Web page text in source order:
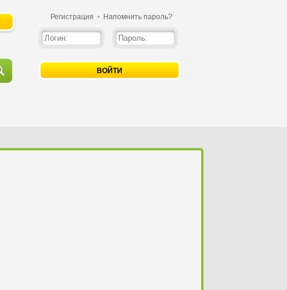
Регистрация • Напомнить пароль?
ВОЙТИ